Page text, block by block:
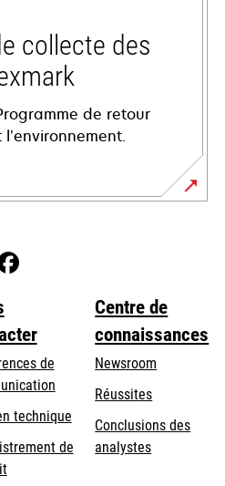
collecte des
de retour
de
techniques’ouvre
dans
un
de
Centre de
connaissances
Newsroom
Réussites
Conclusions des
analystes